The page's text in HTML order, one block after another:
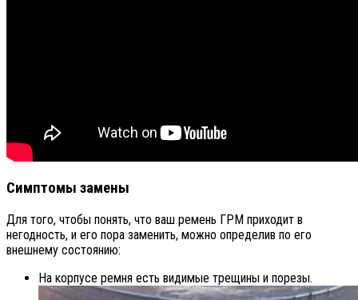
Симптомы замены
Для того, чтобы понять, что ваш ремень ГРМ приходит в
негодность, и его пора заменить, можно определив по его
внешнему состоянию:
На корпусе ремня есть видимые трещины и порезы.